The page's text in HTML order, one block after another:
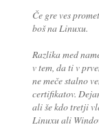
Če gre ves
boš na Linuxu.
Razlika med
v tem, da ti v
ne meče stalno
certifikatov.
ali še kdo tretji
Linuxu ali